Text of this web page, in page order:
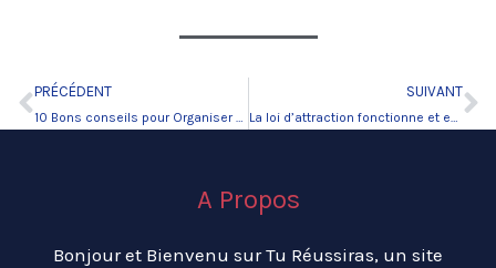
Précédent
PRÉCÉDENT
10 Bons conseils pour Organiser votre temps
SUIVANT
La loi d’attraction fonctionne et est immuable.
A Propos
Bonjour et Bienvenu sur Tu Réussiras, un site